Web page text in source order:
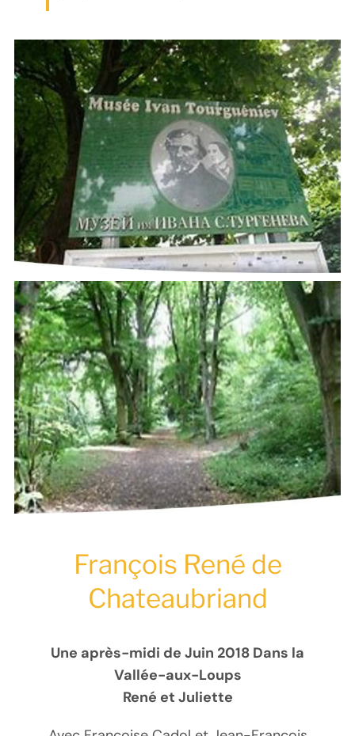
François René de
Chateaubriand
Une après-midi de Juin 2018 Dans la
Vallée-aux-Loups
René et Juliette